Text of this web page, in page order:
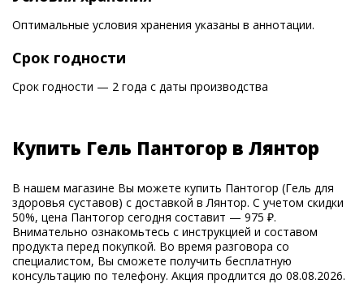
Оптимальные условия хранения указаны в аннотации.
Срок годности
Срок годности — 2 года с даты производства
Купить Гель Пантогор в Лянтор
В нашем магазине Вы можете купить Пантогор (Гель для
здоровья суставов) с доставкой в Лянтор. С учетом скидки
50%, цена Пантогор сегодня составит — 975 ₽.
Внимательно ознакомьтесь с инструкцией и составом
продукта перед покупкой. Во время разговора со
специалистом, Вы сможете получить бесплатную
консультацию по телефону. Акция продлится до 08.08.2026.